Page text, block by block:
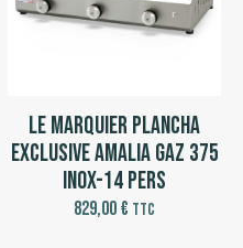
Le Marquier Plancha
Exclusive Amalia Gaz 375
Inox-14 pers
829,00€ TTC